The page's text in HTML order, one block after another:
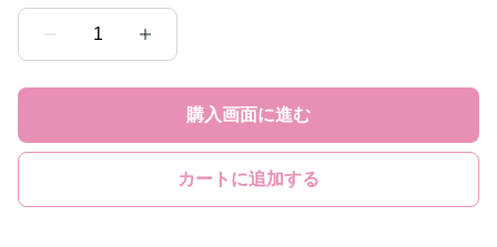
1
購入画面に進む
カートに追加する